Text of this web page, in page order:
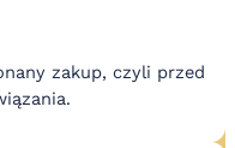
zakup, czyli przed